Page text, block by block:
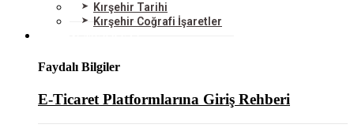
Kırşehir Tarihi
Kırşehir Coğrafi İşaretler
Faydalı Bilgiler
E-Ticaret Platformlarına Giriş Rehberi